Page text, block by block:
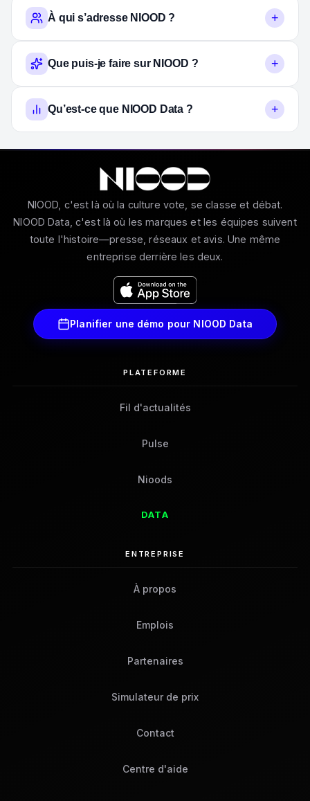
À qui s’adresse NIOOD ? +
Que puis-je faire sur NIOOD ? +
Qu’est-ce que NIOOD Data ? +
NIOOD, c'est là où la culture vote, se classe et débat.
NIOOD Data, c'est là où les marques et les équipes suivent
toute l'histoire—presse, réseaux et avis. Une même
entreprise derrière les deux.
Planifier une démo pour NIOOD Data
PLATEFORME
Fil d'actualités
Pulse
Nioods
DATA
ENTREPRISE
À propos
Emplois
Partenaires
Simulateur de prix
Contact
Centre d'aide